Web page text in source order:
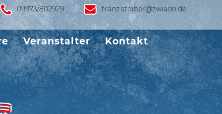
09973/802929 franz.stoiber@zwiadn.de
Veranstalter Kontakt